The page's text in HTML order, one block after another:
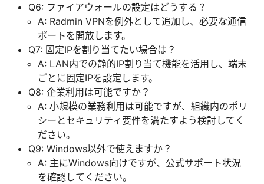
Q6: ファイアウォールの設定はどうする？
A: Radmin VPNを例外として追加し、必要な通信
ポートを開放します。
Q7: 固定IPを割り当てたい場合は？
A: LAN内での静的IP割り当て機能を活用し、端末
ごとに固定IPを設定します。
Q8: 企業利用は可能ですか？
A: 小規模の業務利用は可能ですが、組織内のポリ
シーとセキュリティ要件を満たすよう検討してく
ださい。
Q9: Windows以外で使えますか？
A: 主にWindows向けですが、公式サポート状況
を確認してください。